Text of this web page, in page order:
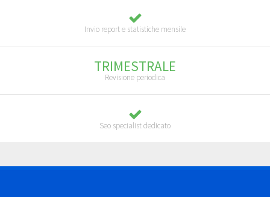
Invio report e statistiche mensile
TRIMESTRALE
Revisione periodica
Seo specialist dedicato